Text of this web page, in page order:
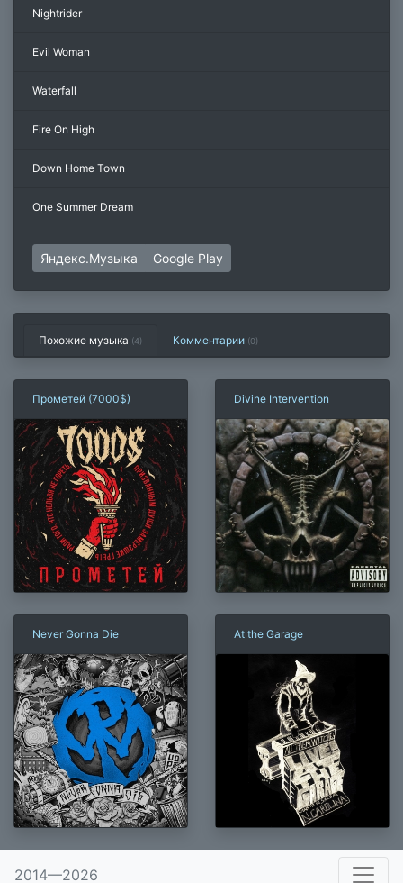
Nightrider
Evil Woman
Waterfall
Fire On High
Down Home Town
One Summer Dream
Яндекс.Музыка Google Play
Похожие музыка (4) Комментарии (0)
Прометей (7000$) Divine Intervention
Never Gonna Die At the Garage
2014—2026
×